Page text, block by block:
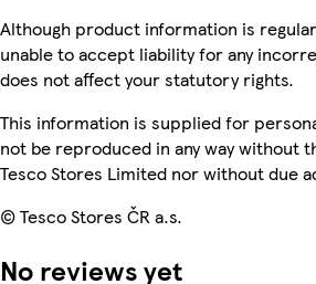
Although product information is
unable to accept liability for any
does not affect your statutory rights.
This information is supplied for
not be reproduced in any way without
Tesco Stores Limited nor without due
© Tesco Stores ČR a.s.
No reviews yet